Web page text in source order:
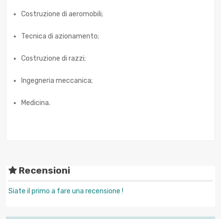
Costruzione di aeromobili;
Tecnica di azionamento;
Costruzione di razzi;
Ingegneria meccanica;
Medicina.
Recensioni
Siate il primo a fare una recensione !